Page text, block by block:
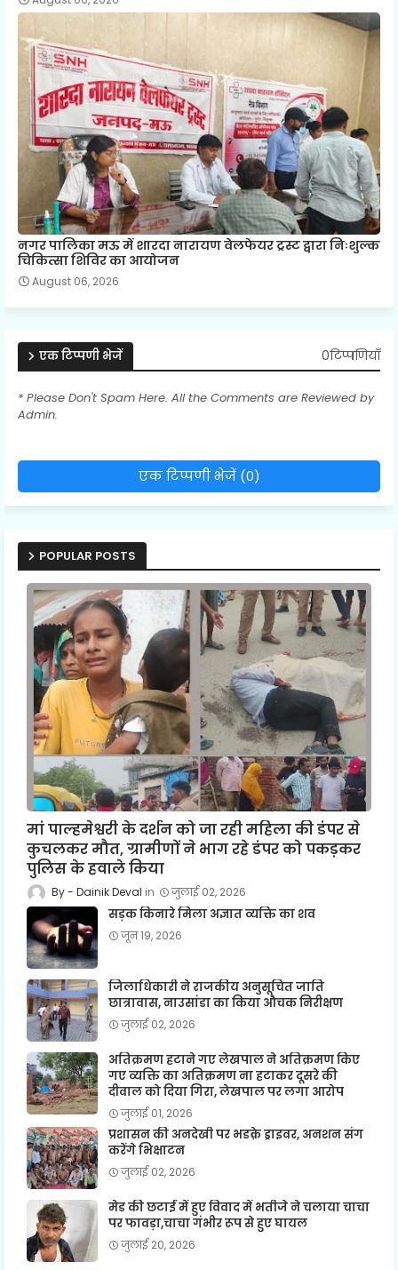
नगर पालिका मऊ में शारदा नारायण वेलफेयर ट्रस्ट द्वारा निःशुल्क
चिकित्सा शिविर का आयोजन
August 06, 2026
एक टिप्पणी भेजें 0टिप्पणियाँ
* Please Don't Spam Here. All the Comments are Reviewed by
Admin.
एक टिप्पणी भेजें (0)
POPULAR POSTS
मां पाल्हमेश्वरी के दर्शन को जा रही महिला की डंपर से
कुचलकर मौत, ग्रामीणों ने भाग रहे डंपर को पकड़कर
पुलिस के हवाले किया
Dainik Deval जुलाई 02, 2026
सड़क किनारे मिला अज्ञात व्यक्ति का शव
जून 19, 2026
जिलाधिकारी ने राजकीय अनुसूचित जाति
छात्रावास, नाउसांडा का किया औचक निरीक्षण
जुलाई 02, 2026
अतिक्रमण हटाने गए लेखपाल ने अतिक्रमण किए
गए व्यक्ति का अतिक्रमण ना हटाकर दूसरे की
दीवाल को दिया गिरा, लेखपाल पर लगा आरोप
जुलाई 01, 2026
प्रशासन की अनदेखी पर भडक़े ड्राइवर, अनशन संग
करेंगे भिक्षाटन
जुलाई 02, 2026
मेड की छटाई में हुए विवाद में भतीजे ने चलाया चाचा
पर फावड़ा,चाचा गंभीर रूप से हुए घायल
जुलाई 20, 2026